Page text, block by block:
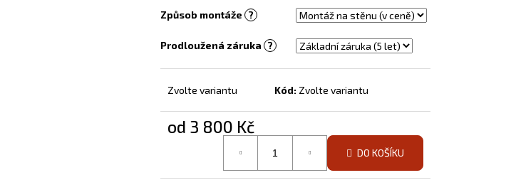
Způsob montáže ?
Prodloužená záruka ?
Zvolte variantu Kód: Zvolte variantu
od 3 800 Kč
DO KOŠÍKU